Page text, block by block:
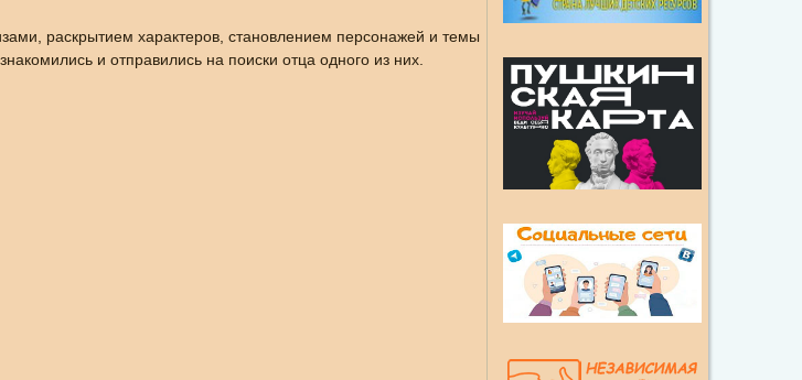
раскрытием характеров, становлением персонажей и темы
и отправились на поиски отца одного из них.